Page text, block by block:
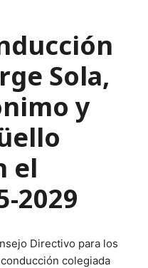
Sola,
y
el
2029
Directivo para los
colegiada